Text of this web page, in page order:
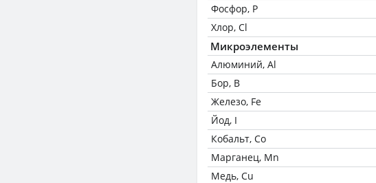
Фосфор, P
Хлор, Cl
Микроэлементы
Алюминий, Al
Бор, B
Железо, Fe
Йод, I
Кобальт, Co
Марганец, Mn
Медь, Cu